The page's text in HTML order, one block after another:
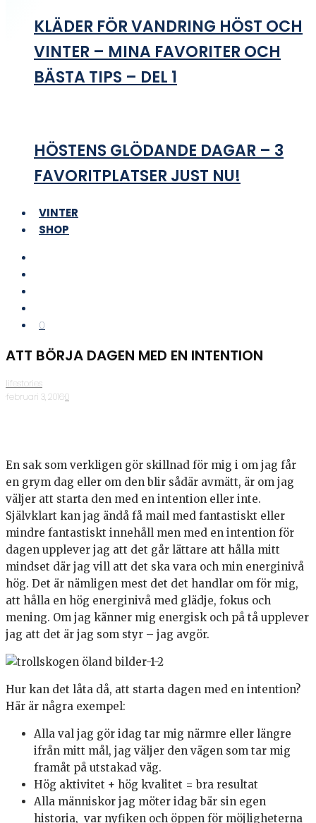
KLÄDER FÖR VANDRING HÖST OCH
VINTER – MINA FAVORITER OCH
BÄSTA TIPS – DEL 1
HÖSTENS GLÖDANDE DAGAR – 3
FAVORITPLATSER JUST NU!
VINTER
SHOP
0
ATT BÖRJA DAGEN MED EN INTENTION
lifestories
·februari 3, 2016·0
En sak som verkligen gör skillnad för mig i om jag får
en grym dag eller om den blir sådär avmätt, är om jag
väljer att starta den med en intention eller inte.
Självklart kan jag ändå få mail med fantastiskt eller
mindre fantastiskt innehåll men med en intention för
dagen upplever jag att det går lättare att hålla mitt
mindset där jag vill att det ska vara och min energinivå
hög. Det är nämligen mest det det handlar om för mig,
att hålla en hög energinivå med glädje, fokus och
mening. Om jag känner mig energisk och på tå upplever
jag att det är jag som styr – jag avgör.
Hur kan det låta då, att starta dagen med en intention?
Här är några exempel:
Alla val jag gör idag tar mig närmre eller längre
ifrån mitt mål, jag väljer den vägen som tar mig
framåt på utstakad väg.
Hög aktivitet + hög kvalitet = bra resultat
Alla människor jag möter idag bär sin egen
historia, var nyfiken och öppen för möjligheterna